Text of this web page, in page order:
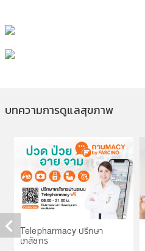
บทความการดูแลสุขภาพ
Telepharmacy ปรึกษา
เภสัชกร